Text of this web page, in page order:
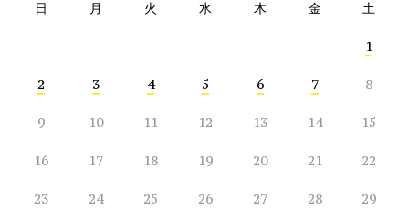
日 月 火 水 木 金 土
1
2 3 4 5 6 7 8
9 10 11 12 13 14 15
16 17 18 19 20 21 22
23 24 25 26 27 28 29